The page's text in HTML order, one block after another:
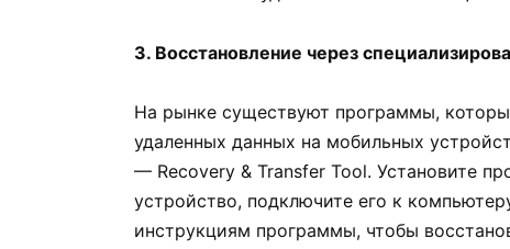
3. Восстановление через
На рынке существуют программы,
удаленных данных на мобильных
— Recovery & Transfer Tool. Установите
устройство, подключите его к
инструкциям программы, чтобы